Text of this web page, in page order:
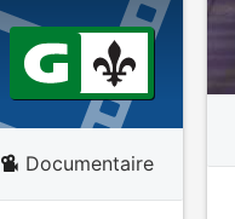
Documentaire